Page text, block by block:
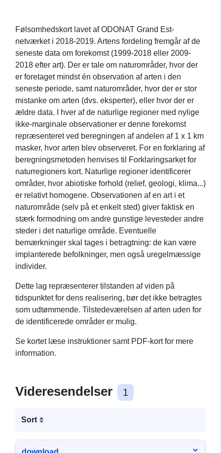
Følsomhedskort lavet af ODONAT Grand Est-
netværket i 2018-2019. Artens fordeling fremgår af de
seneste data om forekomst (1999-2018 eller 2009-
2018 efter art). Der er tale om naturområder, hvor der
er foretaget mindst én observation af arten i den
seneste periode, samt naturområder, hvor der er stor
mistanke om arten (dvs. eksperter), eller hvor der er
ældre data. I hver af de naturlige regioner med nylige
ikke-marginale observationer er denne forekomst
repræsenteret ved beregningen af andelen af 1 x 1 km
masker, hvor arten blev observeret. For en forklaring af
beregningsmetoden henvises til Forklaringsarket for
naturregioners kort. Naturlige regioner identificerer
områder, hvor abiotiske forhold (relief, geologi, klima...)
er relativt homogene. Observationen af en art i et
naturområde (selv på et enkelt sted) giver faktisk en
stærk formodning om andre gunstige levesteder andre
steder i det naturlige område. Eventuelle
bemærkninger skal tages i betragtning: de kan være
implanterede befolkninger, men også uregelmæssige
individer.
Dette lag repræsenterer tilstanden af viden på
tidspunktet for dens realisering, bør det ikke betragtes
som udtømmende. Tilstedeværelsen af arten uden for
de identificerede områder er mulig.
Se kortet læse instruktioner samt PDF-kort for mere
information.
Videresendelser 1
Sort